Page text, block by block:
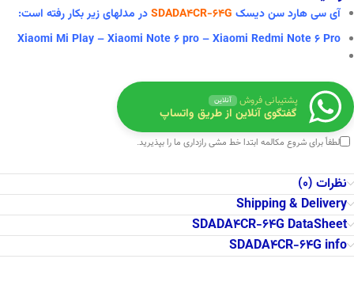
آی سی هارد سن دیسک SDADA4CR-64Gدرمدلهای زیر بکار رفته است:
Xiaomi Mi Play – Xiaomi Note 6 pro – Xiaomi Redmi Note 6 Pro
پشتیبانی فروش آنلاین
گفتگوی آنلاین از طریق واتساپ
لطفاً برای شروع مکالمه ابتداخط مشی رازداری ما را بپذیرید.
نظرات (0)
Shipping & Delivery
SDADA4CR-64G DataSheet
SDADA4CR-64G info